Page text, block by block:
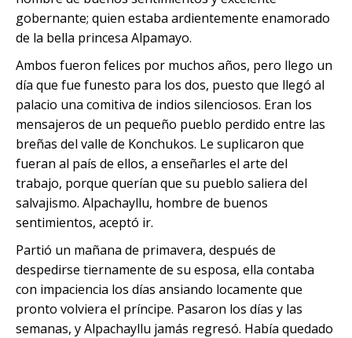
gobernante; quien estaba ardientemente enamorado
de la bella princesa Alpamayo.
Ambos fueron felices por muchos años, pero llego un
día que fue funesto para los dos, puesto que llegó al
palacio una comitiva de indios silenciosos. Eran los
mensajeros de un pequeño pueblo perdido entre las
breñas del valle de Konchukos. Le suplicaron que
fueran al país de ellos, a enseñarles el arte del
trabajo, porque querían que su pueblo saliera del
salvajismo. Alpachayllu, hombre de buenos
sentimientos, aceptó ir.
Partió un mañana de primavera, después de
despedirse tiernamente de su esposa, ella contaba
con impaciencia los días ansiando locamente que
pronto volviera el príncipe. Pasaron los días y las
semanas, y Alpachayllu jamás regresó. Había quedado